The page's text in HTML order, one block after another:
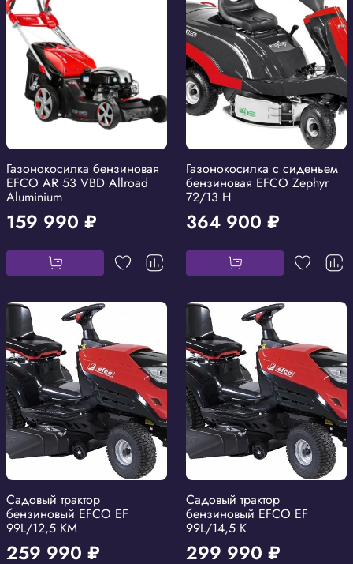
Газонокосилка бензиновая
EFCO AR 53 VBD Allroad
Aluminium
159 990 ₽
Газонокосилка с сиденьем
бензиновая EFCO Zephyr
72/13 H
364 900 ₽
Садовый трактор
бензиновый EFCO EF
99L/12,5 KM
259 990 ₽
Садовый трактор
бензиновый EFCO EF
99L/14,5 K
299 990 ₽